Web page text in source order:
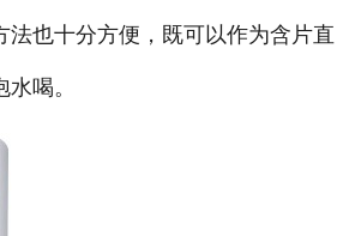
法也十分方便，既可以作为含片直
喝。